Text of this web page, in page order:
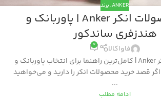
ANKER
,برند
خرید محصولات انکر Anker | پاوربانک و
هندزفری ساندکور
فاواکالا 0
خرید محصولات انکر Anker | کامل‌ترین راهنما برای انتخاب پاوربانک و
قصد خرید محصولات انکر را دارید و می‌خواهید
...
ادامه مطلب